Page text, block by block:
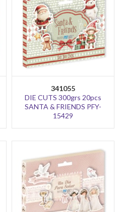
341055
DIE CUTS 300grs 20pcs
SANTA & FRIENDS PFY-
15429